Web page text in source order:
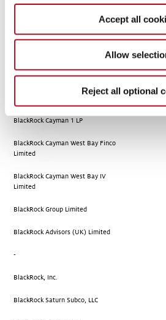
Accept all
Allow
Reject all optional
Inc.
BlackRock International Holdings,
Inc.
L.P.
BlackRock Holdco 3, LLC
BlackRock Cayman 1 LP
BlackRock Cayman West Bay Finco
Limited
BlackRock Cayman West Bay IV
Limited
BlackRock Group Limited
BlackRock Advisors (UK) Limited
-
BlackRock, Inc.
BlackRock Saturn Subco, LLC